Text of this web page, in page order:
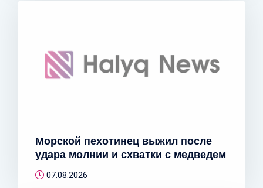
Морской пехотинец выжил после
удара молнии и схватки с медведем
07.08.2026